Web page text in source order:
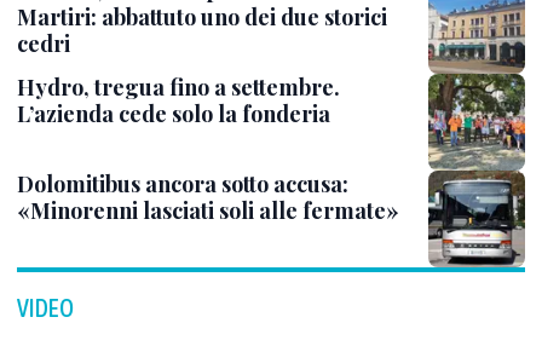
Martiri: abbattuto uno dei due storici
cedri
Hydro, tregua fino a settembre.
L’azienda cede solo la fonderia
Dolomitibus ancora sotto accusa:
«Minorenni lasciati soli alle fermate»
VIDEO